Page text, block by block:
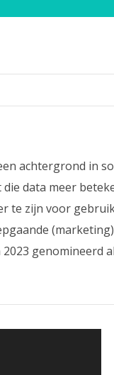
achtergrond in
data meer
te zijn voor
genomineerd